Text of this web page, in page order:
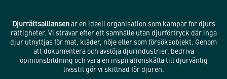
Djurrättsalliansenär en ideell organisation som kämpar för djurs
rättigheter. Vi strävar efter ett samhälle utan djurförtryck där inga
djur utnyttjas för mat, kläder, nöje eller som försöksobjekt. Genom
att dokumentera och avslöja djurindustrier, bedriva
opinionsbildning och vara en inspirationskälla till djurvänlig
livsstil gör vi skillnad för djuren.